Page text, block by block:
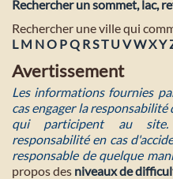
Rechercher un sommet, lac,
Rechercher une ville qui
L M NO PQ R ST U VWXY
Avertissement
Les informations fournies
cas engager la
qui participent au site.
responsabilité en cas
responsable de quelque
propos des niveaux de